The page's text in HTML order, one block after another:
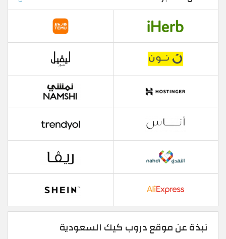
نبذة عن موقع دروب كيك السعودية